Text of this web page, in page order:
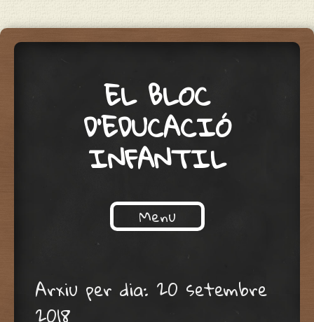
EL BLOC
D'EDUCACIÓ
INFANTIL
Menu
Skip to content
Arxiu per dia: 20 setembre